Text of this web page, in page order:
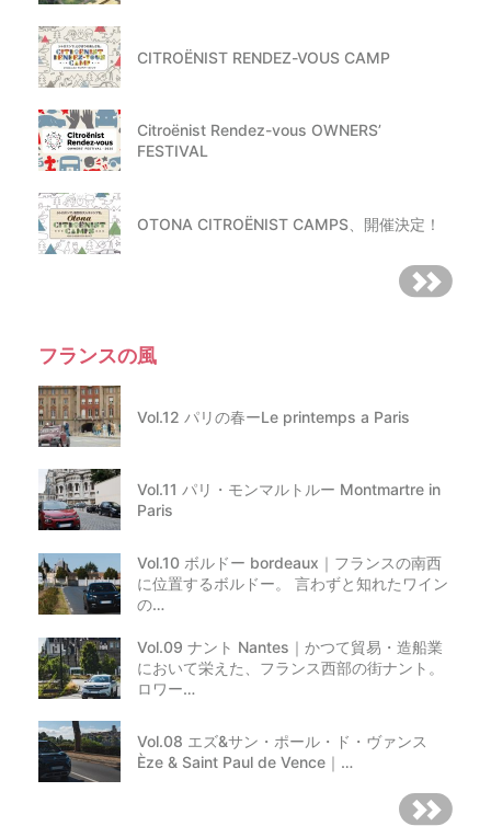
CITROËNIST RENDEZ-VOUS CAMP
Citroënist Rendez-vous OWNERS’
FESTIVAL
OTONA CITROËNIST CAMPS、開催決定！
フランスの風
Vol.12 パリの春ーLe printemps a Paris
Vol.11 パリ・モンマルトルー Montmartre in
Paris
Vol.10 ボルドー bordeaux｜フランスの南西
に位置するボルドー。 言わずと知れたワイン
の…
Vol.09 ナント Nantes｜かつて貿易・造船業
において栄えた、フランス西部の街ナント。
ロワー…
Vol.08 エズ&サン・ポール・ド・ヴァンス
Èze & Saint Paul de Vence｜…